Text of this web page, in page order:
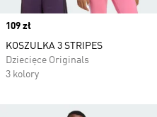
Price
109 zł
KOSZULKA 3 STRIPES
Dziecięce Originals
3 kolory